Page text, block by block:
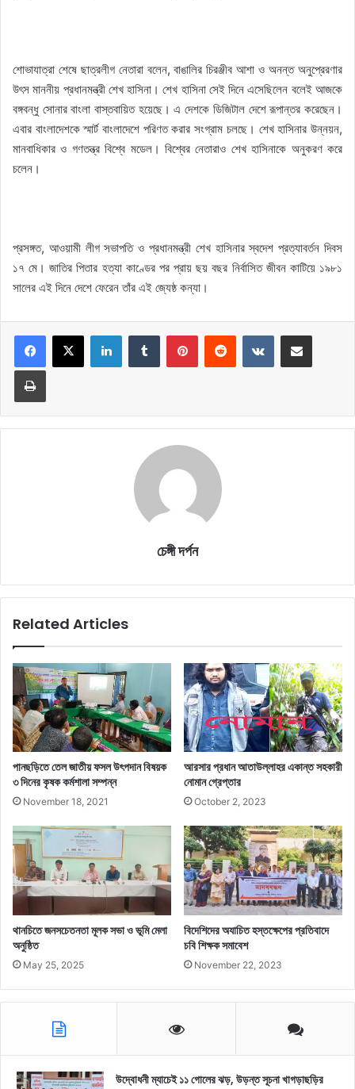
শোভাযাত্রা শেষে ছাত্রলীগ নেতারা বলেন, বাঙালির চিরঞ্জীব আশা ও অনন্ত অনুপ্রেরণার
উৎস মাননীয় প্রধানমন্ত্রী শেখ হাসিনা। শেখ হাসিনা সেই দিনে এসেছিলেন বলেই আজকে
বঙ্গবন্ধু সোনার বাংলা বাস্তবায়িত হয়েছে। এ দেশকে ডিজিটাল দেশে রূপান্তর করেছেন।
এবার বাংলাদেশকে স্মার্ট বাংলাদেশে পরিণত করার সংগ্রাম চলছে। শেখ হাসিনার উন্নয়ন,
মানবাধিকার ও গণতন্ত্র বিশ্বে মডেল। বিশ্বের নেতারাও শেখ হাসিনাকে অনুকরণ করে
চলেন।
প্রসঙ্গত, আওয়ামী লীগ সভাপতি ও প্রধানমন্ত্রী শেখ হাসিনার স্বদেশ প্রত্যাবর্তন দিবস
১৭ মে। জাতির পিতার হত্যা কাণ্ডের পর প্রায় ছয় বছর নির্বাসিত জীবন কাটিয়ে ১৯৮১
সালের এই দিনে দেশে ফেরেন তাঁর এই জ্যেষ্ঠ কন্যা।
LinkedInTumblr PinterestReddit VKontakteShare via Email
Print
চেঙ্গী দর্পন
Related Articles
পানছড়িতে তেল জাতীয় ফসল উৎপদান বিষয়ক
৩ দিনের কৃষক কর্মশালা সম্পন্ন
November 18, 2021
আরসার প্রধান আতাউল্লাহর একান্ত সহকারী
নোমান গ্রেপ্তার
October 2, 2023
থানচিতে জনসচেতনতা মূলক সভা ও ভূমি মেলা
অনুষ্ঠিত
May 25, 2025
বিদেশিদের অযাচিত হস্তক্ষেপের প্রতিবাদে
চবি শিক্ষক সমাবেশ
November 22, 2023
উদ্বোধনী ম্যাচেই ১১ গোলের ঝড়, উড়ন্ত সূচনা খাগড়াছড়ির